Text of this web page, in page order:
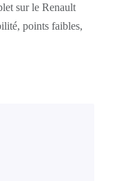
sur le Renault
points faibles,